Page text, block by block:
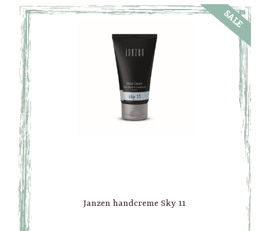
SALE
Janzen handcreme Sky 11